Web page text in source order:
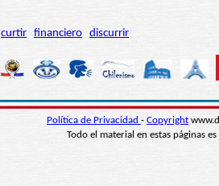
curtir financiero discurrir
Política de Privacidad - Copyright
Todo el material en estas páginas